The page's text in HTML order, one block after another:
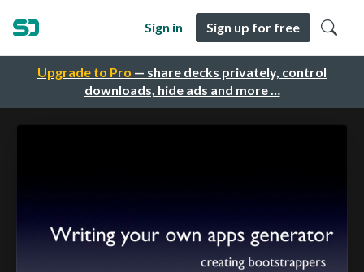
Upgrade to Pro — share decks privately, control
downloads, hide ads and more …
Sign in Sign up for free